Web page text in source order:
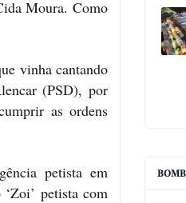
Moura. Como
vinha cantando
(PSD), por
as ordens
petista em
petista com